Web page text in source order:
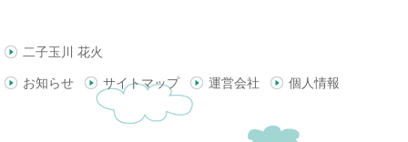
二子玉川 花火
お知らせ サイトマップ 運営会社 個人情報